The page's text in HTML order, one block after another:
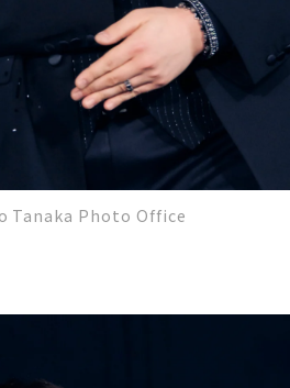
Tanaka Photo Office